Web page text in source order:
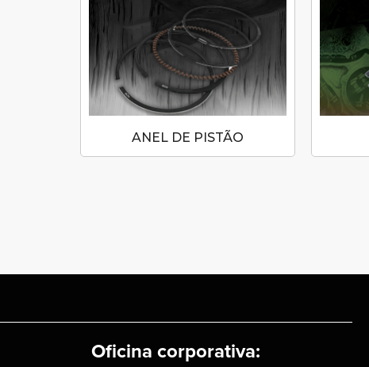
ANEL DE PISTÃO
Oficina corporativa: